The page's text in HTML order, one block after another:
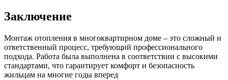
Заключение
Монтаж отопления в многоквартирном доме – это сложный и
ответственный процесс, требующий профессионального
подхода. Работа была выполнена в соответствии с высокими
стандартами, что гарантирует комфорт и безопасность
жильцам на многие годы вперед